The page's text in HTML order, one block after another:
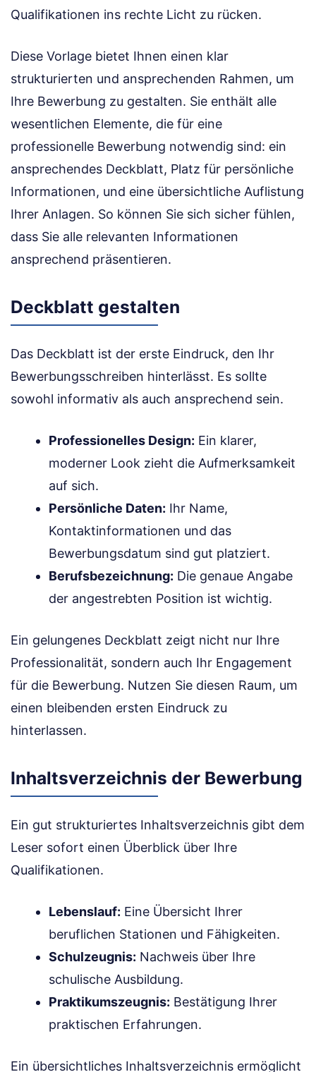
Qualifikationen ins rechte Licht zu rücken.
Diese Vorlage bietet Ihnen einen klar
strukturierten und ansprechenden Rahmen, um
Ihre Bewerbung zu gestalten. Sie enthält alle
wesentlichen Elemente, die für eine
professionelle Bewerbung notwendig sind: ein
ansprechendes Deckblatt, Platz für persönliche
Informationen, und eine übersichtliche Auflistung
Ihrer Anlagen. So können Sie sich sicher fühlen,
dass Sie alle relevanten Informationen
ansprechend präsentieren.
Deckblatt gestalten
Das Deckblatt ist der erste Eindruck, den Ihr
Bewerbungsschreiben hinterlässt. Es sollte
sowohl informativ als auch ansprechend sein.
Professionelles Design: Ein klarer,
moderner Look zieht die Aufmerksamkeit
auf sich.
Persönliche Daten: Ihr Name,
Kontaktinformationen und das
Bewerbungsdatum sind gut platziert.
Berufsbezeichnung: Die genaue Angabe
der angestrebten Position ist wichtig.
Ein gelungenes Deckblatt zeigt nicht nur Ihre
Professionalität, sondern auch Ihr Engagement
für die Bewerbung. Nutzen Sie diesen Raum, um
einen bleibenden ersten Eindruck zu
hinterlassen.
Inhaltsverzeichnis der Bewerbung
Ein gut strukturiertes Inhaltsverzeichnis gibt dem
Leser sofort einen Überblick über Ihre
Qualifikationen.
Lebenslauf: Eine Übersicht Ihrer
beruflichen Stationen und Fähigkeiten.
Schulzeugnis: Nachweis über Ihre
schulische Ausbildung.
Praktikumszeugnis: Bestätigung Ihrer
praktischen Erfahrungen.
Ein übersichtliches Inhaltsverzeichnis ermöglicht